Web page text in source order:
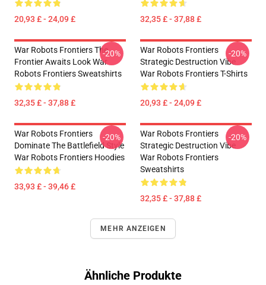
20,93 £ - 24,09 £ 32,35 £ - 37,88 £
War Robots Frontiers The
Frontier Awaits Look War
Robots Frontiers Sweatshirts
32,35 £ - 37,88 £
-20%
War Robots Frontiers
Strategic Destruction Vibe
War Robots Frontiers T-Shirts
20,93 £ - 24,09 £
-20%
War Robots Frontiers
Dominate The Battlefield Style
War Robots Frontiers Hoodies
33,93 £ - 39,46 £
-20%
War Robots Frontiers
Strategic Destruction Vibe
War Robots Frontiers
Sweatshirts
32,35 £ - 37,88 £
-20%
MEHR ANZEIGEN
Ähnliche Produkte